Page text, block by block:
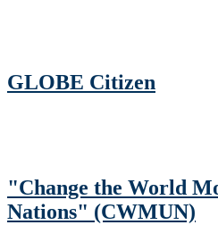
GLOBE Citizen
"Change the World
Nations" (CWMUN)